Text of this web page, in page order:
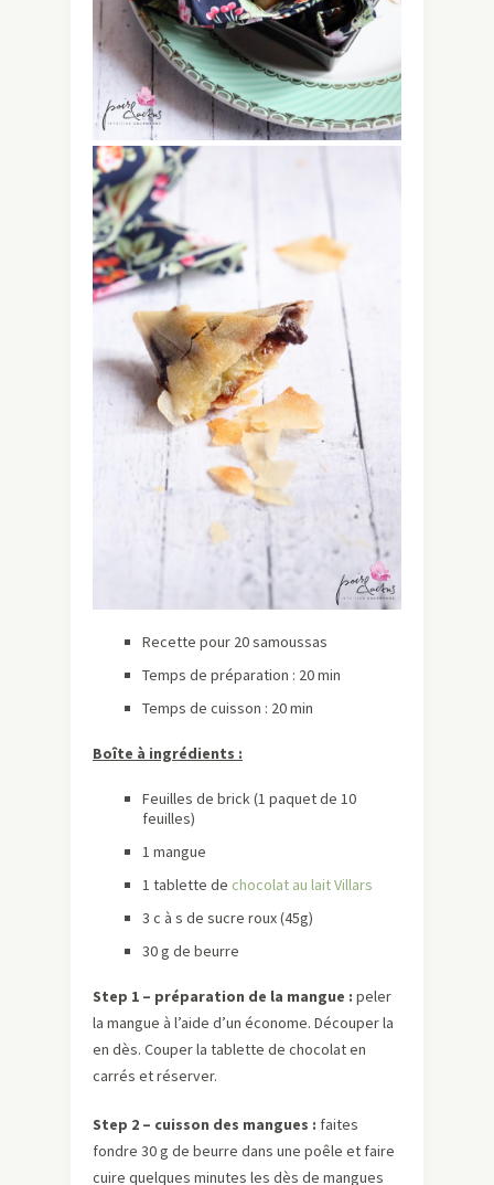
Recette pour 20 samoussas
Temps de préparation : 20 min
Temps de cuisson : 20 min
Boîte à ingrédients :
Feuilles de brick (1 paquet de 10
feuilles)
1 mangue
1 tablette de chocolat au lait Villars
3 c à s de sucre roux (45g)
30 g de beurre
Step 1 – préparation de la mangue : peler
la mangue à l’aide d’un économe. Découper la
en dès. Couper la tablette de chocolat en
carrés et réserver.
Step 2 – cuisson des mangues : faites
fondre 30 g de beurre dans une poêle et faire
cuire quelques minutes les dès de mangues